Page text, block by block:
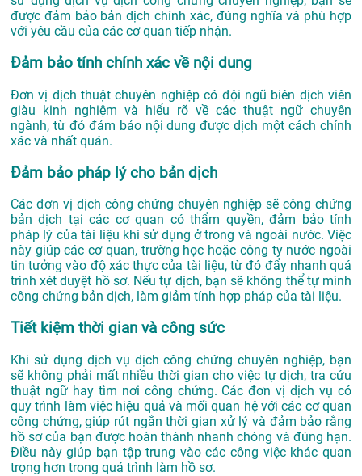
được đảm bảo bản dịch chính xác, đúng nghĩa và phù hợp
với yêu cầu của các cơ quan tiếp nhận.
Đảm bảo tính chính xác về nội dung
Đơn vị dịch thuật chuyên nghiệp có đội ngũ biên dịch viên
giàu kinh nghiệm và hiểu rõ về các thuật ngữ chuyên
ngành, từ đó đảm bảo nội dung được dịch một cách chính
xác và nhất quán.
Đảm bảo pháp lý cho bản dịch
Các đơn vị dịch công chứng chuyên nghiệp sẽ công chứng
bản dịch tại các cơ quan có thẩm quyền, đảm bảo tính
pháp lý của tài liệu khi sử dụng ở trong và ngoài nước. Việc
này giúp các cơ quan, trường học hoặc công ty nước ngoài
tin tưởng vào độ xác thực của tài liệu, từ đó đẩy nhanh quá
trình xét duyệt hồ sơ. Nếu tự dịch, bạn sẽ không thể tự mình
công chứng bản dịch, làm giảm tính hợp pháp của tài liệu.
Tiết kiệm thời gian và công sức
Khi sử dụng dịch vụ dịch công chứng chuyên nghiệp, bạn
sẽ không phải mất nhiều thời gian cho việc tự dịch, tra cứu
thuật ngữ hay tìm nơi công chứng. Các đơn vị dịch vụ có
quy trình làm việc hiệu quả và mối quan hệ với các cơ quan
công chứng, giúp rút ngắn thời gian xử lý và đảm bảo rằng
hồ sơ của bạn được hoàn thành nhanh chóng và đúng hạn.
Điều này giúp bạn tập trung vào các công việc khác quan
trọng hơn trong quá trình làm hồ sơ.